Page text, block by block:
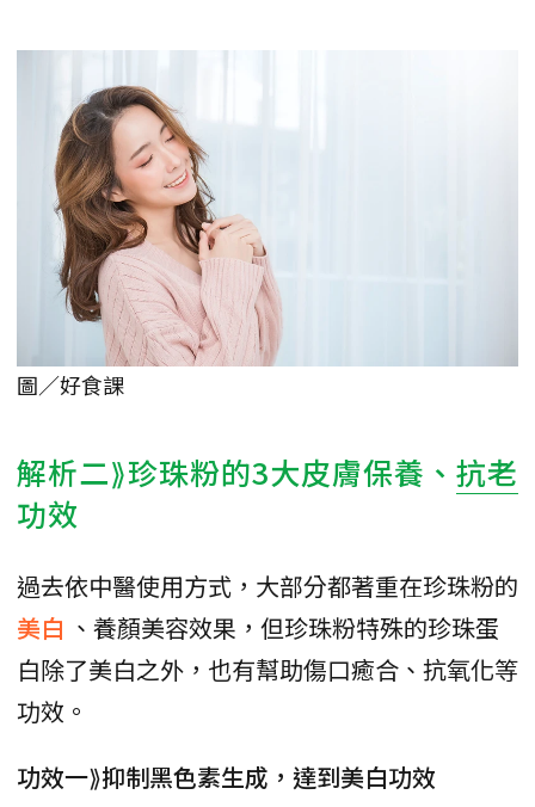
圖／好食課
解析二⟫珍珠粉的3大皮膚保養、 抗老
功效
過去依中醫使用方式，大部分都著重在珍珠粉的
美白 、養顏美容效果，但珍珠粉特殊的珍珠蛋
白除了美白之外，也有幫助傷口癒合、抗氧化等
功效。
功效一⟫抑制黑色素生成，達到美白功效